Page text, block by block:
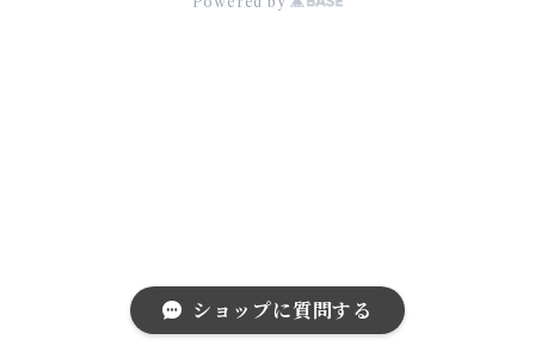
ショップに質問する